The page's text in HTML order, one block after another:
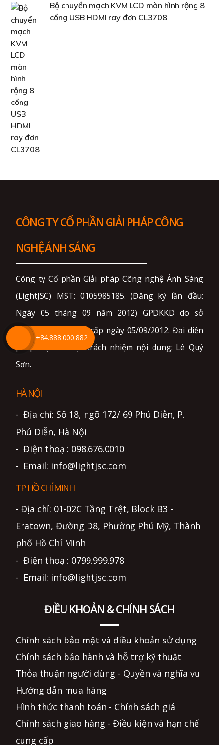
Bộ chuyển mạch KVM LCD màn hình rộng 8
cổng USB HDMI ray đơn CL3708
CÔNG TY CỔ PHẦN GIẢI PHÁP CÔNG
NGHỆ ÁNH SÁNG
Công ty Cổ phần Giải pháp Công nghệ Ánh Sáng
(LightJSC) MST: 0105985185. (Đăng ký lần đầu:
Ngày 05 tháng 09 năm 2012) GPDKKD do sở
KH&ĐT TP. Hà Nội cấp ngày 05/09/2012. Đại diện
pháp luật và chịu trách nhiệm nội dung: Lê Quý
Sơn.
HÀ NỘI
- Địa chỉ: Số 18, ngõ 172/ 69 Phú Diễn, P.
Phú Diễn, Hà Nội
- Điện thoại: 098.676.0010
- Email: info@lightjsc.com
TP HỒ CHÍ MINH
- Địa chỉ: 01-02C Tầng Trệt, Block B3 -
Eratown, Đường D8, Phường Phú Mỹ, Thành
phố Hồ Chí Minh
- Điện thoại: 0799.999.978
- Email: info@lightjsc.com
ĐIỀU KHOẢN & CHÍNH SÁCH
Chính sách bảo mật và điều khoản sử dụng
Chính sách bảo hành và hỗ trợ kỹ thuật
Thỏa thuận người dùng - Quyền và nghĩa vụ
Hướng dẫn mua hàng
Hình thức thanh toán - Chính sách giá
Chính sách giao hàng - Điều kiện và hạn chế
cung cấp
+84.888.000.882